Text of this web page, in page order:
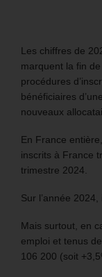
Les chiffres de
marquent la fin
procédures
bénéficiaires
nouveaux
En France
inscrits à France
trimestre 2024.
Sur l’année
Mais surtout, en
emploi et tenus
106 200 (soit